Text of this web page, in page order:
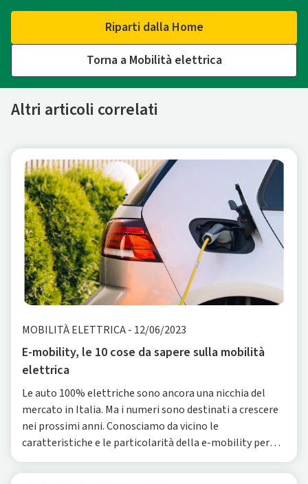
Riparti dalla Home
Torna a Mobilità elettrica
Altri articoli correlati
MOBILITÀ ELETTRICA- 12/06/2023
E-mobility, le 10 cose da sapere sulla mobilità
elettrica
Le auto 100% elettriche sono ancora una nicchia del
mercato in Italia. Ma i numeri sono destinati a crescere
nei prossimi anni. Conosciamo da vicino le
caratteristiche e le particolarità della e-mobility per
capire come si debba cambiare l’approccio alla